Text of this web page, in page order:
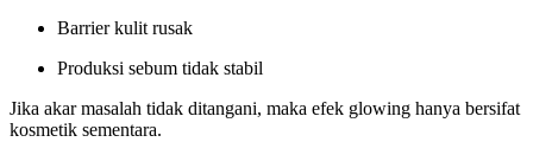
Barrier kulit rusak
Produksi sebum tidak stabil
Jika akar masalah tidak ditangani, maka efek glowing hanya bersifat
kosmetik sementara.